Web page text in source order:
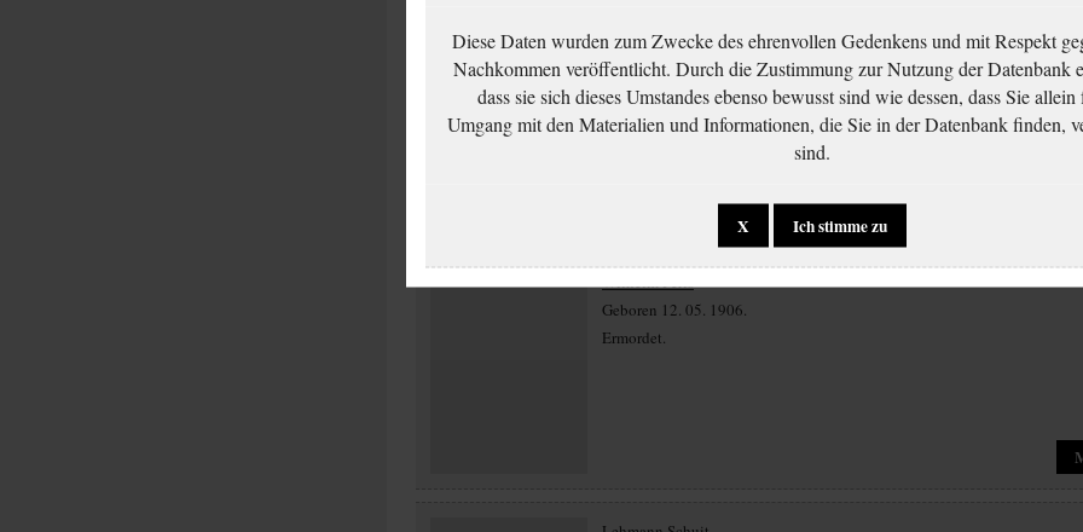
Ernst Loewenstein
Geboren 22. 09. 1908.
Ermordet.
Wilhelm Perls
Geboren 12. 05. 1906.
Ermordet.
Diese Daten wurden zum Zwecke des ehrenvollen Gedenkens und mit Respekt
Nachkommen veröffentlicht. Durch die Zustimmung zur Nutzung der Datenbank
dass sie sich dieses Umstandes ebenso bewusst sind wie dessen, dass Sie
Umgang mit den Materialien und Informationen, die Sie in der Datenbank finden,
sind.
X Ich stimme zu